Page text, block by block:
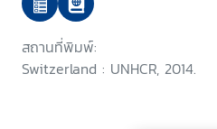
สถานที่พิมพ์:
Switzerland : UNHCR, 2014.